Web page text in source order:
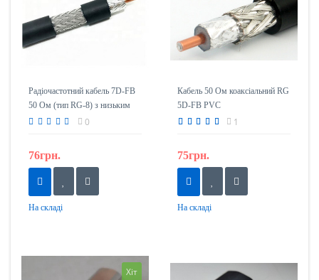
Радіочастотний кабель 7D-FB
50 Ом (тип RG-8) з низьким
згасанням
0
76грн.
На складі
Кабель 50 Ом коаксіальний RG
5D-FB PVC
1
75грн.
На складі
Хіт